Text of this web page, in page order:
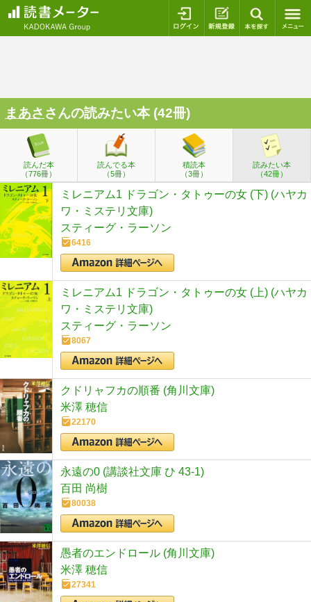
ログイン 新規登録
まあさ さんの読みたい本 (42冊)
読んだ本
（776冊）
読んでる本
（5冊）
積読本
（3冊）
読みたい本
（42冊）
ミレニアム1 ドラゴン・タトゥーの女 (下) (ハヤカ
ワ・ミステリ文庫)
スティーグ・ラーソン
6416
ミレニアム1 ドラゴン・タトゥーの女 (上) (ハヤカ
ワ・ミステリ文庫)
スティーグ・ラーソン
8067
クドリャフカの順番 (角川文庫)
米澤 穂信
22170
永遠の0 (講談社文庫 ひ 43-1)
百田 尚樹
80038
愚者のエンドロール (角川文庫)
米澤 穂信
27341